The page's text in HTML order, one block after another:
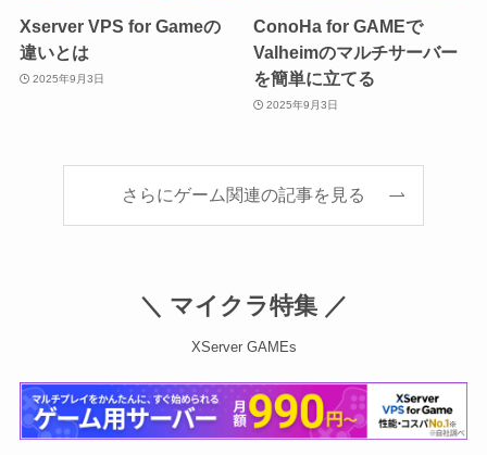
Xserver VPS for Gameの
違いとは
2025年9月3日
ConoHa for GAMEで
Valheimのマルチサーバー
を簡単に立てる
2025年9月3日
さらにゲーム関連の記事を見る
＼ マイクラ特集 ／
XServer GAMEs